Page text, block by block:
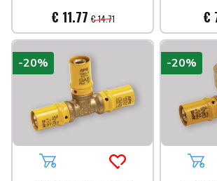
€ 11.77 € 14.71 €
Aggiungi al carrelloAcquista più tardi
-20% -20%